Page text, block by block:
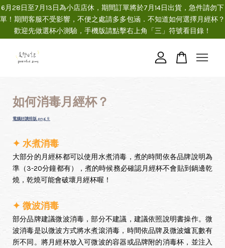
6月28日至7月13日為小店店休，期間訂單將於7月14日出貨，急件請勿下
單！期間客服不受影響，不便之處請多多包涵．不知道如何選擇月經杯？
歡迎先做選杯小測驗，手機版請點擊右上角「三」符號看目錄！
如何消毒月經杯？
電腦好讀排版.png
✦ 水煮消毒
大部分的月經杯都可以使用水煮消毒，煮的時間依各品牌說明為
準（3-20分鐘都有），煮的時候務必確認月經杯不會貼到鍋邊乾
燒，乾燒可能會破壞月經杯喔！
✦ 微波消毒
部分品牌建議微波消毒，部分不建議，建議依照說明書操作。微
波消毒是以微波方式將水煮滾消毒，時間依品牌及微波爐瓦數有
所不同。將月經杯放入可微波的容器或品牌附的消毒杯，並注入
您的購物車目前還是空的。